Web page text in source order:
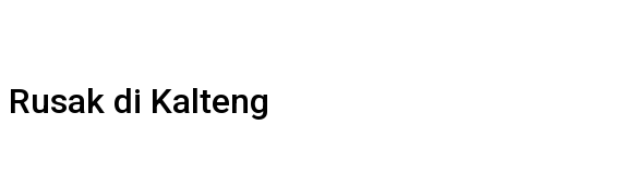
di Kalteng